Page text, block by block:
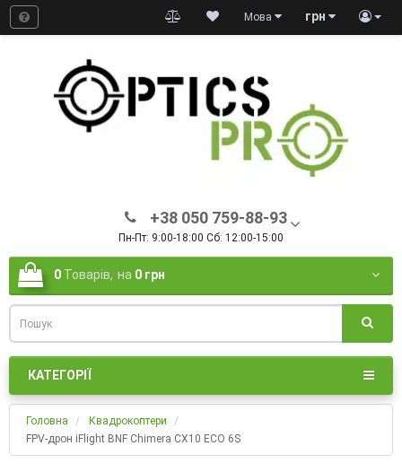
грн
Мова
+38 050 759-88-93
Пн-Пт: 9:00-18:00 Сб: 12:00-15:00
0 Товарів, на 0 грн
КАТЕГОРІЇ
Головна
Квадрокоптери
FPV-дрон iFlight BNF Chimera CX10 ECO 6S